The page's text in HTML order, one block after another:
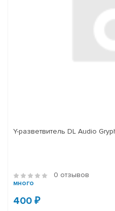
Y-разветвитель DL Audio
0 отзывов
много
400 ₽